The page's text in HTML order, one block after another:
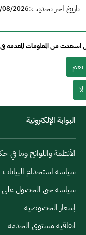
تاريخ اخر تحديث:2026 - 09:15
استفدت من المعلومات المقدمة
نعم
لا
البوابة الإلكترونية
الأنظمة واللوائح وما في
سياسة استخدام البيانات
سياسة حق الحصول على
إشعار الخصوصية
اتفاقية مستوى الخدمة